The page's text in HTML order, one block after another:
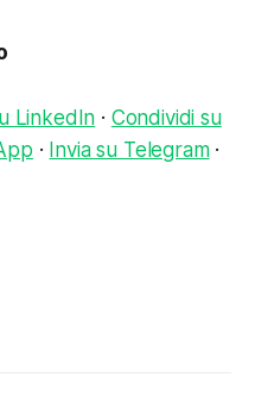
LinkedIn · Condividi su
· Invia su Telegram·